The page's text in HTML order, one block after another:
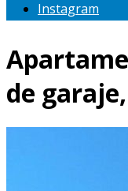
Instagram
de